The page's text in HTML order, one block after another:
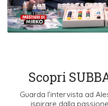
Scopri
Guarda l’intervista ad
ispirare dalla